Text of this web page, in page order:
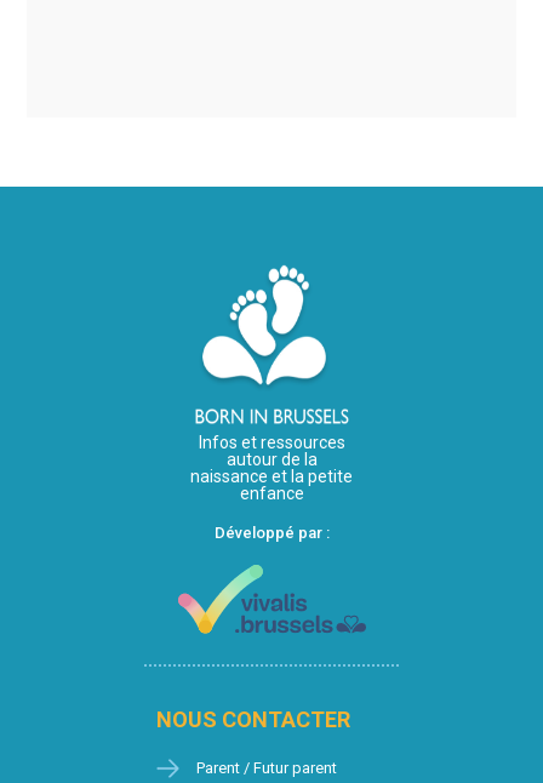
Infos et ressources
autour de la
naissance et la petite
enfance
Développé par :
NOUS CONTACTER
Parent / Futur parent